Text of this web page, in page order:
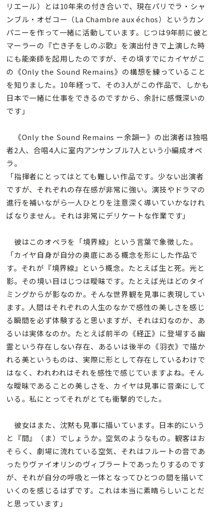
リエール）とは10年来の付き合いで、現在パリでラ・シャ
ンブル・オゼコー（La Chambre aux échos）というカン
パニーを作って一緒に活動しています。じつは9年前に彼と
マーラーの『亡き子をしのぶ歌』を演出付きで上演した時
にも能楽師を起用したのですが、その頃すでにカイヤがこ
の《Only the Sound Remains》の構想を練っていること
を知りました。10年経って、その3人がこの作品で、しかも
日本で一緒に仕事をできるのですから、余計に感慨深いの
です」
《Only the Sound Remains ー余韻ー》の出演者は独唱
者2人、合唱4人に室内アンサンブル7人という小編成オペ
ラ。
「指揮者にとってはとても難しい作品です。少ない出演者
ですが、それぞれの存在感が非常に強い。演技やドラマの
進行を補いながら一人ひとりを注意深く導いていかなけれ
ばなりません。それは非常にデリケートな作業です」
彼はこのオペラを「境界線」という言葉で象徴した。
「カイヤ自身が自分の奥底にある概念を形にした作品で
す。それが『境界線』という概念。たとえば生と死。光と
影。その境い目はじつは曖昧です。たとえば光はどのタイ
ミングからが影なのか。そんな世界観を見事に表現してい
ます。人間はそれぞれの人生のなかで感性の美しさを感じ
る瞬間を必ず体験すると思いますが、それは幻なのか、あ
るいは実体なのか。たとえば前半の《経正》に登場する幽
霊という存在しない存在、あるいは後半の《羽衣》で描か
れる美というものは、実際に形として存在しているわけで
はなく、われわれはそれを感性で感じていますよね。そん
な曖昧であることの美しさを、カイヤは見事に音楽にして
いる。私にとってそれがとても衝撃的でした。
彼女はまた、沈黙も見事に描いています。日本的にいう
と『間』（ま）でしょうか。空気のようなもの。観客はお
そらく、劇場に流れている空気、それはフルートの音であ
ったりヴァイオリンのヴィブラートであったりするのです
が、それが自分の呼吸と一体となってひとつの間を描いて
いくのを感じるはずです。これは本当に素晴らしいことだ
と思っています」